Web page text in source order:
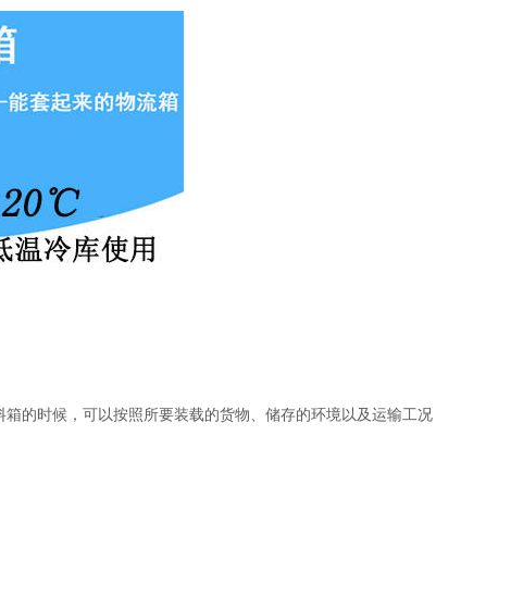
箱的时候，可以按照所要装载的货物、储存的环境以及运输工况